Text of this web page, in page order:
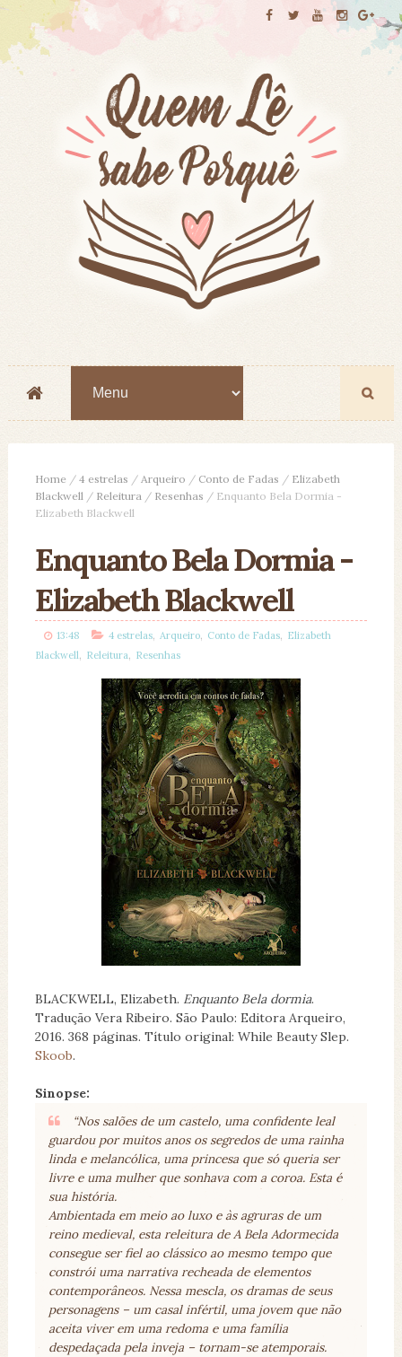
Home / 4 estrelas / Arqueiro / Conto de Fadas / Elizabeth
Blackwell / Releitura / Resenhas / Enquanto Bela Dormia -
Elizabeth Blackwell
Enquanto Bela Dormia -
Elizabeth Blackwell
13:48 4 estrelas, Arqueiro, Conto de Fadas, Elizabeth
Blackwell, Releitura, Resenhas
BLACKWELL, Elizabeth. Enquanto Bela dormia.
Tradução Vera Ribeiro. São Paulo: Editora Arqueiro,
2016. 368 páginas. Título original: While Beauty Slep.
Skoob.
Sinopse:
“Nos salões de um castelo, uma confidente leal
guardou por muitos anos os segredos de uma rainha
linda e melancólica, uma princesa que só queria ser
livre e uma mulher que sonhava com a coroa. Esta é
sua história.
Ambientada em meio ao luxo e às agruras de um
reino medieval, esta releitura de A Bela Adormecida
consegue ser fiel ao clássico ao mesmo tempo que
constrói uma narrativa recheada de elementos
contemporâneos. Nessa mescla, os dramas de seus
personagens – um casal infértil, uma jovem que não
aceita viver em uma redoma e uma família
despedaçada pela inveja – tornam-se atemporais.